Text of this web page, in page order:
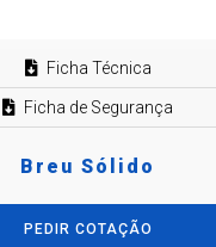
Ficha Técnica
Ficha de Segurança
Breu Sólido
PEDIR COTAÇÃO